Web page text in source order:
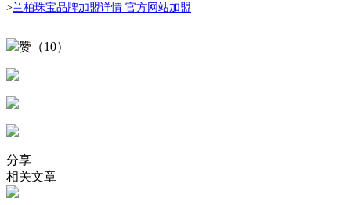
>兰柏珠宝品牌加盟详情 官方网站加盟
赞（10）
分享
相关文章